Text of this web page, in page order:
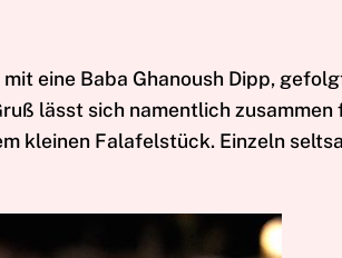
eine Baba Ghanoush Dipp,
lässt sich namentlich zusammen
kleinen Falafelstück. Einzeln